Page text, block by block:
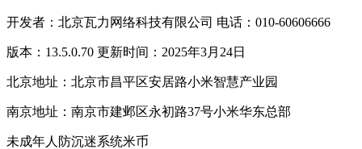
开发者：北京瓦力网络科技有限公司 电话：010-60606666
版本：13.5.0.70 更新时间：2025年3月24日
北京地址：北京市昌平区安居路小米智慧产业园
南京地址：南京市建邺区永初路37号小米华东总部
未成年人防沉迷系统米币